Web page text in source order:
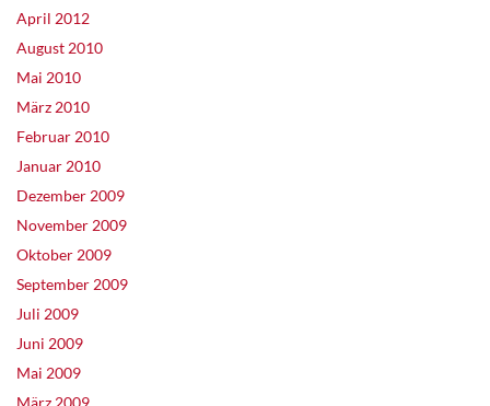
April 2012
August 2010
Mai 2010
März 2010
Februar 2010
Januar 2010
Dezember 2009
November 2009
Oktober 2009
September 2009
Juli 2009
Juni 2009
Mai 2009